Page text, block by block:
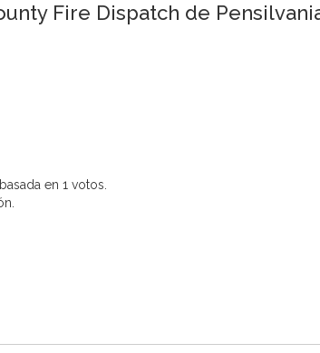
Fire Dispatch de
en 1 votos.